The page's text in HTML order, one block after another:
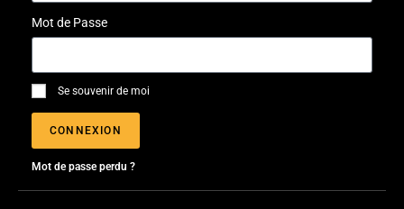
Mot de Passe
Se souvenir de moi
CONNEXION
Mot de passe perdu ?